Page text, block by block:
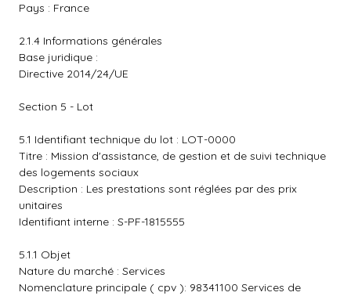
Pays : France
2.1.4 Informations générales
Base juridique :
Directive 2014/24/UE
Section 5 - Lot
5.1 Identifiant technique du lot : LOT-0000
Titre : Mission d'assistance, de gestion et de suivi technique
des logements sociaux
Description : Les prestations sont réglées par des prix
unitaires
Identifiant interne : S-PF-1815555
5.1.1 Objet
Nature du marché : Services
Nomenclature principale ( cpv ): 98341100 Services de